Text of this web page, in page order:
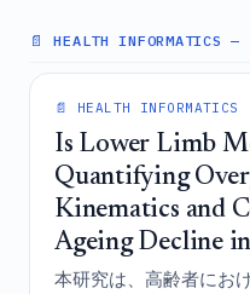
📄 HEALTH INFORMATICS —
📄 HEALTH INFORMATICS
Is Lower Limb
Quantifying
Kinematics and
Ageing Decline
本研究は、高齢者にお